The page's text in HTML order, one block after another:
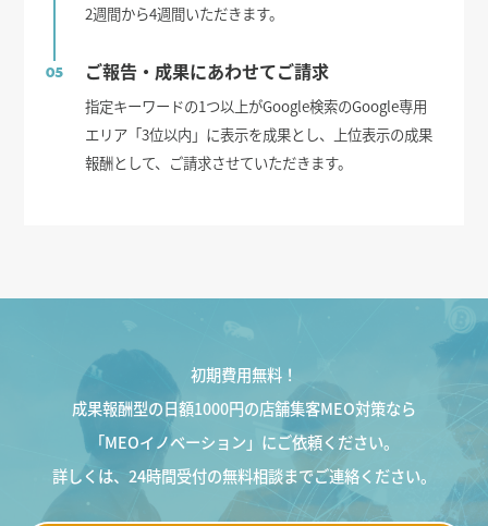
2週間から4週間いただきます。
05 ご報告・成果にあわせてご請求
指定キーワードの1つ以上がGoogle検索のGoogle専用
エリア「3位以内」に表示を成果とし、上位表示の成果
報酬として、ご請求させていただきます。
初期費用無料！
成果報酬型の日額1000円の店舗集客MEO対策なら
「MEOイノベーション」にご依頼ください。
詳しくは、24時間受付の無料相談までご連絡ください。